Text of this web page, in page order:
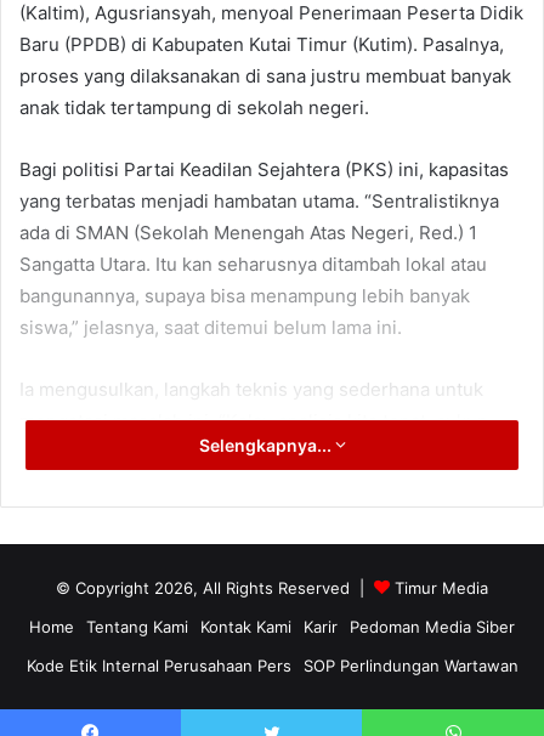
(Kaltim), Agusriansyah, menyoal Penerimaan Peserta Didik
Baru (PPDB) di Kabupaten Kutai Timur (Kutim). Pasalnya,
proses yang dilaksanakan di sana justru membuat banyak
anak tidak tertampung di sekolah negeri.
Bagi politisi Partai Keadilan Sejahtera (PKS) ini, kapasitas
yang terbatas menjadi hambatan utama. “Sentralistiknya
ada di SMAN (Sekolah Menengah Atas Negeri, Red.) 1
Sangatta Utara. Itu kan seharusnya ditambah lokal atau
bangunannya, supaya bisa menampung lebih banyak
siswa,” jelasnya, saat ditemui belum lama ini.
Ia mengusulkan, langkah teknis yang sederhana untuk
mengatasi masalah ini. “Kalau analisis kita tepat, cukup
ditambah satu lokal ke atas atau satu bangunan ke atas,
“Hal-hal semacam ini yang harus dipikirkan. Belum lagi
masalah sekolah di wilayah 3T (Tertinggal, Terdepan,
Kutim, Red.) yang kondisinya juga memprihatinkan,” imbuh
Agusriansyah.
Selengkapnya...
© Copyright 2026, All Rights Reserved |
Timur Media
Home
Tentang Kami Kontak Kami Karir
Pedoman Media Siber
Kode Etik Internal Perusahaan Pers
SOP Perlindungan Wartawan